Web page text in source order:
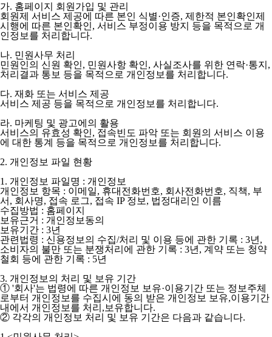
가. 홈페이지 회원가입 및 관리
회원제 서비스 제공에 따른 본인 식별·인증, 제한적 본인확인제
시행에 따른 본인확인, 서비스 부정이용 방지 등을 목적으로 개
인정보를 처리합니다.
나. 민원사무 처리
민원인의 신원 확인, 민원사항 확인, 사실조사를 위한 연락·통지,
처리결과 통보 등을 목적으로 개인정보를 처리합니다.
다. 재화 또는 서비스 제공
서비스 제공 등을 목적으로 개인정보를 처리합니다.
라. 마케팅 및 광고에의 활용
서비스의 유효성 확인, 접속빈도 파악 또는 회원의 서비스 이용
에 대한 통계 등을 목적으로 개인정보를 처리합니다.
2. 개인정보 파일 현황
1. 개인정보 파일명 : 개인정보
개인정보 항목 : 이메일, 휴대전화번호, 회사전화번호, 직책, 부
서, 회사명, 접속 로그, 접속 IP 정보, 법정대리인 이름
수집방법 : 홈페이지
보유근거 : 개인정보동의
보유기간 : 3년
관련법령 : 신용정보의 수집/처리 및 이용 등에 관한 기록 : 3년,
소비자의 불만 또는 분쟁처리에 관한 기록 : 3년, 계약 또는 청약
철회 등에 관한 기록 : 5년
3. 개인정보의 처리 및 보유 기간
① '회사'는 법령에 따른 개인정보 보유·이용기간 또는 정보주체
로부터 개인정보를 수집시에 동의 받은 개인정보 보유,이용기간
내에서 개인정보를 처리,보유합니다.
② 각각의 개인정보 처리 및 보유 기간은 다음과 같습니다.